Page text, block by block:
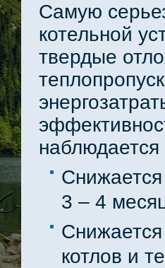
Самую
котельной
твердые
3 – 4
котлов и